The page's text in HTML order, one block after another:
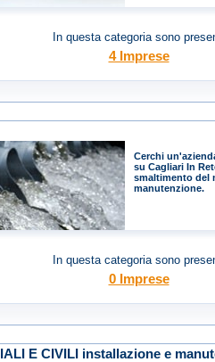
In questa categoria sono
4 Imprese
Cerchi
su Cagliari In
smaltimento del
manutenzione.
In questa categoria sono
0 Imprese
E CIVILI installazione e